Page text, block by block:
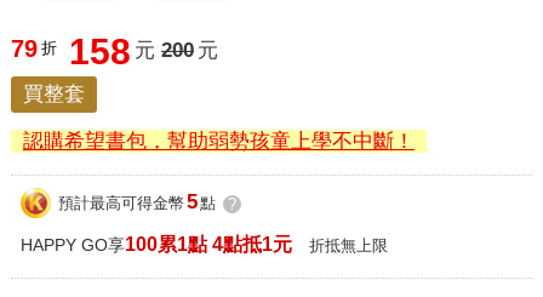
79 折 158 元 200 元
買整套
認購希望書包，幫助弱勢孩童上學不中斷！
預計最高可得金幣 5點 ?
HAPPY GO享100累1點 4點抵1元 折抵無上限